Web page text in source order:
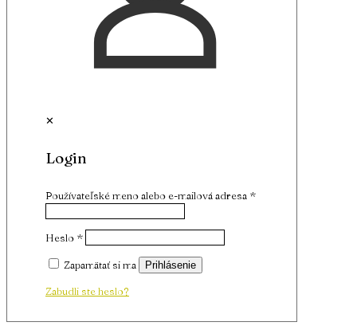
✕
Login
Používateľské meno alebo e-mailová adresa *
Heslo *
Zapamätať si ma Prihlásenie
Zabudli ste heslo?